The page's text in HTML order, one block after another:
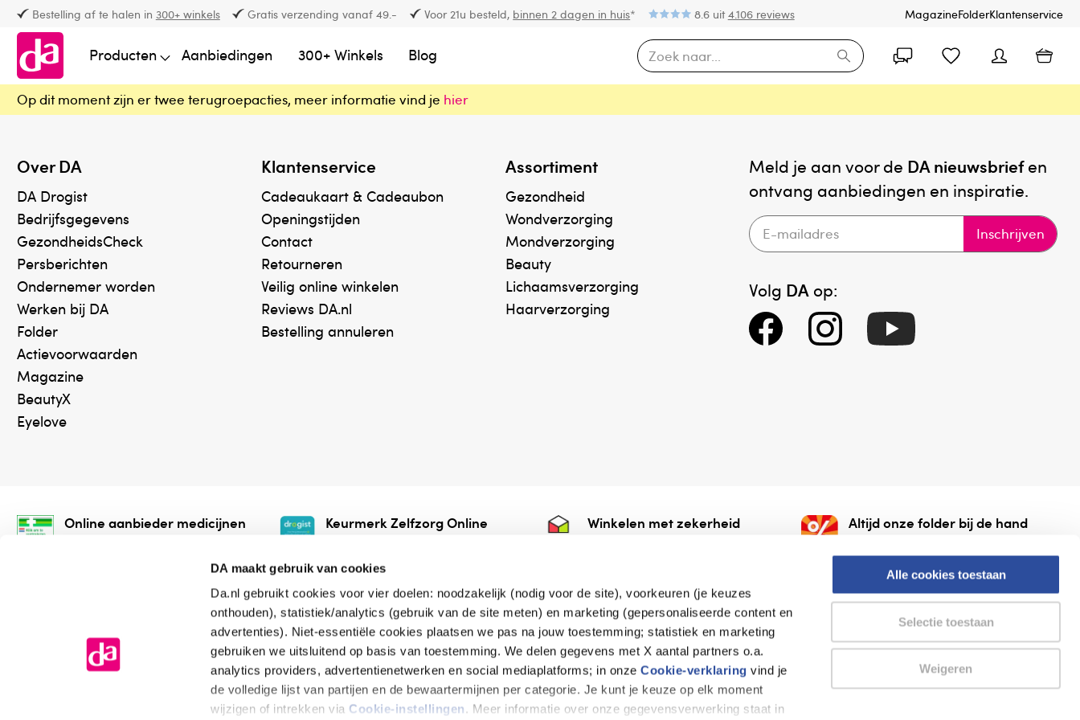
DA maakt gebruik van cookies
Da.nl gebruikt cookies voor vier doelen: noodzakelijk (nodig voor de site), voorkeuren (je keuzes
onthouden), statistiek/analytics (gebruik van de site meten) en marketing (gepersonaliseerde content en
advertenties). Niet-essentiële cookies plaatsen we pas na jouw toestemming; statistiek en marketing
gebruiken we uitsluitend op basis van toestemming. We delen gegevens met X aantal partners o.a.
analytics providers, advertentienetwerken en social mediaplatforms; in onzeCookie-verklaring vind je
de volledige lijst van partijen en de bewaartermijnen per categorie. Je kunt je keuze op elk moment
wijzigen of intrekken via Cookie-instellingen. Meer informatie over onze gegevensverwerking staat in
Alle cookies toestaan
Selectie toestaan
Weigeren
Bestelling af te halen in 300+ winkels Gratis verzending vanaf 49.- Voor 21u besteld, binnen 2 dagen in huis* 8.6 uit4.106 reviews MagazineFolderKlantenservice
Producten Aanbiedingen 300+ Winkels Blog
Op dit moment zijn er twee terugroepacties, meer informatie vind je hier
Over DA
DA Drogist
Bedrijfsgegevens
GezondheidsCheck
Persberichten
Ondernemer worden
Werken bij DA
Folder
Actievoorwaarden
Magazine
BeautyX
Eyelove
Klantenservice
Cadeaukaart & Cadeaubon
Openingstijden
Contact
Retourneren
Veilig online winkelen
Reviews DA.nl
Bestelling annuleren
Assortiment
Gezondheid
Wondverzorging
Mondverzorging
Beauty
Lichaamsverzorging
Haarverzorging
Meld je aan voor de DA nieuwsbriefen
ontvang aanbiedingen en inspiratie.
Inschrijven
Volg DA op:
Online aanbieder medicijnen
onze webshop mag verkopen.
Keurmerk Zelfzorg Online
online.
Winkelen met zekerheid Altijd onze folder bij de hand
AlleFolders.
de vriendelijke specialist
Algemene voorwaarden Cookieverklaring Disclaimer Privacy verklaring Thuiswinkel waarborg